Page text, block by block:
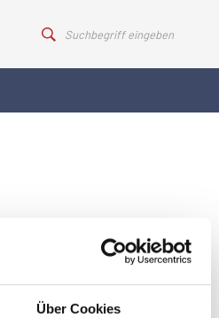
Über Cookies